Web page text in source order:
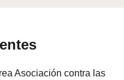
Asociación contra las